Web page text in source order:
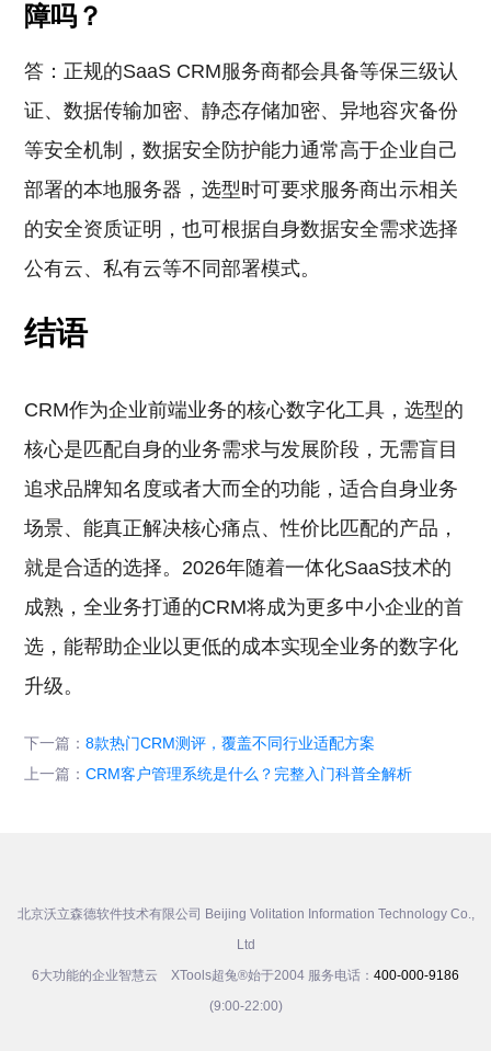
障吗？
答：正规的SaaS CRM服务商都会具备等保三级认
证、数据传输加密、静态存储加密、异地容灾备份
等安全机制，数据安全防护能力通常高于企业自己
部署的本地服务器，选型时可要求服务商出示相关
的安全资质证明，也可根据自身数据安全需求选择
公有云、私有云等不同部署模式。
结语
CRM作为企业前端业务的核心数字化工具，选型的
核心是匹配自身的业务需求与发展阶段，无需盲目
追求品牌知名度或者大而全的功能，适合自身业务
场景、能真正解决核心痛点、性价比匹配的产品，
就是合适的选择。2026年随着一体化SaaS技术的
成熟，全业务打通的CRM将成为更多中小企业的首
选，能帮助企业以更低的成本实现全业务的数字化
升级。
下一篇：8款热门CRM测评，覆盖不同行业适配方案
上一篇：CRM客户管理系统是什么？完整入门科普全解析
北京沃立森德软件技术有限公司 Beijing Volitation Information Technology Co.,
Ltd
6大功能的企业智慧云 XTools超兔®始于2004 服务电话： 400-000-9186
(9:00-22:00)